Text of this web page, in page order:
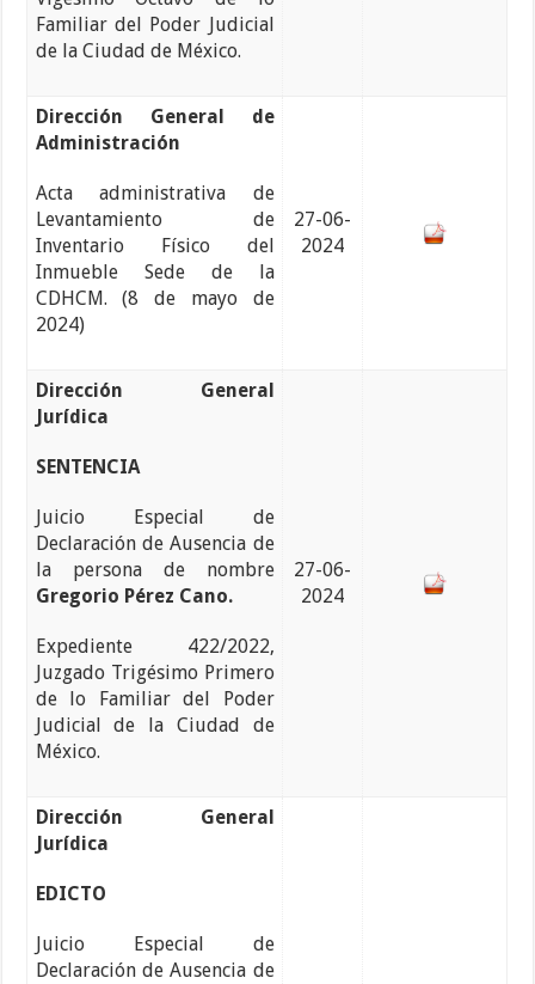
Familiar del Poder Judicial
de la Ciudad de México.
Dirección General de
Administración
Acta administrativa de
Levantamiento de
Inventario Físico del
Inmueble Sede de la
CDHCM. (8 de mayo de
2024)
27-06-
2024
Dirección General
Jurídica
SENTENCIA
Juicio Especial de
Declaración de Ausencia de
la persona de nombre
Gregorio Pérez Cano.
Expediente 422/2022,
Juzgado Trigésimo Primero
de lo Familiar del Poder
Judicial de la Ciudad de
México.
27-06-
2024
Dirección General
Jurídica
EDICTO
Juicio Especial de
Declaración de Ausencia de